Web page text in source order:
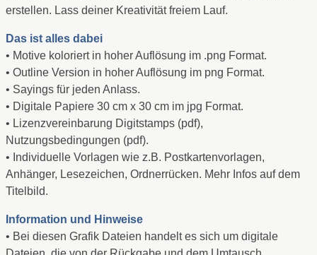
erstellen. Lass deiner Kreativität freiem Lauf.
Das ist alles dabei
• Motive koloriert in hoher Auflösung im .png Format.
• Outline Version in hoher Auflösung im png Format.
• Sayings für jeden Anlass.
• Digitale Papiere 30 cm x 30 cm im jpg Format.
• Lizenzvereinbarung Digitstamps (pdf),
Nutzungsbedingungen (pdf).
• Individuelle Vorlagen wie z.B. Postkartenvorlagen,
Anhänger, Lesezeichen, Ordnerrücken. Mehr Infos auf dem
Titelbild.
Information und Hinweise
• Bei diesen Grafik Dateien handelt es sich um digitale